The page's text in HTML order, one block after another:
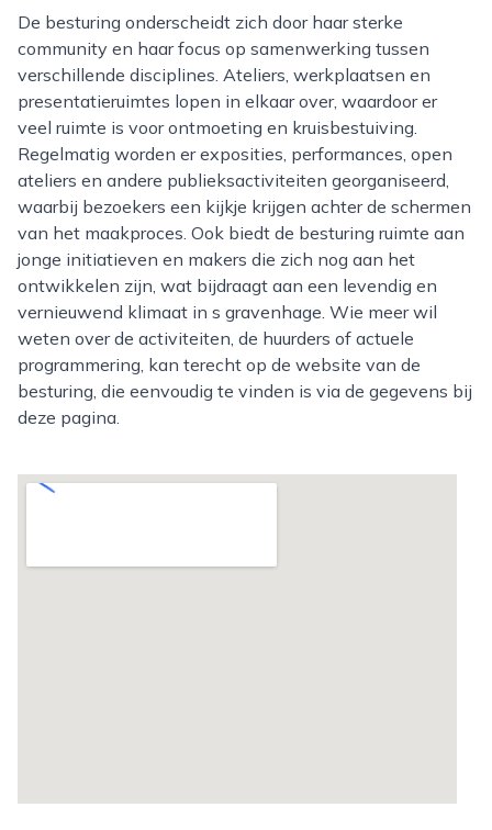
De besturing onderscheidt zich door haar sterke
community en haar focus op samenwerking tussen
verschillende disciplines. Ateliers, werkplaatsen en
presentatieruimtes lopen in elkaar over, waardoor er
veel ruimte is voor ontmoeting en kruisbestuiving.
Regelmatig worden er exposities, performances, open
ateliers en andere publieksactiviteiten georganiseerd,
waarbij bezoekers een kijkje krijgen achter de schermen
van het maakproces. Ook biedt de besturing ruimte aan
jonge initiatieven en makers die zich nog aan het
ontwikkelen zijn, wat bijdraagt aan een levendig en
vernieuwend klimaat in s gravenhage. Wie meer wil
weten over de activiteiten, de huurders of actuele
programmering, kan terecht op de website van de
besturing, die eenvoudig te vinden is via de gegevens bij
deze pagina.